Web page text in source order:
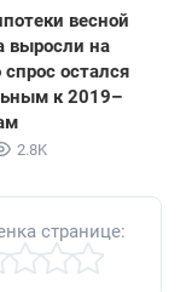
весной
выросли на
спрос остался
к 2019–
2.8K
странице: